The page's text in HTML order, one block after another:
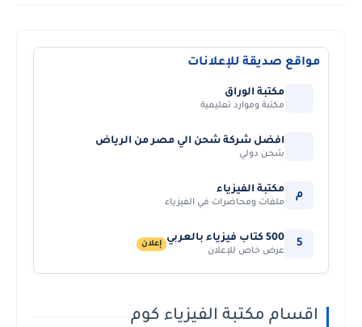
مواقع صديقة للإعلانات
مكتبة الوراق
مكتبة وموارد تعليمية
افضل شركة شحن الي مصر من الرياض
شحن دولي
م مكتبة الفيزياء
ملفات ومحاضرات في الفيزياء
5 500 كتاب فيزياء بالعربي
عرض خاص للإعلان
إعلان
اقسام مكتبة الفيزياء كوم